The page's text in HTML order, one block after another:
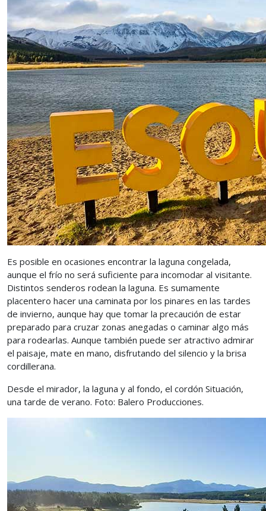
Es posible en ocasiones encontrar la laguna congelada,
aunque el frío no será suficiente para incomodar al visitante.
Distintos senderos rodean la laguna. Es sumamente
placentero hacer una caminata por los pinares en las tardes
de invierno, aunque hay que tomar la precaución de estar
preparado para cruzar zonas anegadas o caminar algo más
para rodearlas. Aunque también puede ser atractivo admirar
el paisaje, mate en mano, disfrutando del silencio y la brisa
cordillerana.
Desde el mirador, la laguna y al fondo, el cordón Situación,
una tarde de verano. Foto: Balero Producciones.